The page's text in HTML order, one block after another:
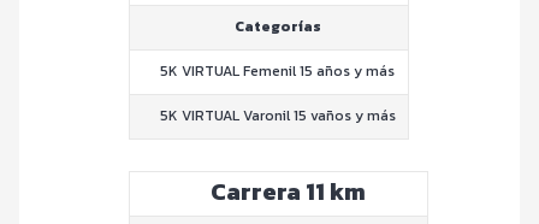
Categorías
5K VIRTUAL Femenil 15 años y más
5K VIRTUAL Varonil 15 vaños y más
Carrera 11 km